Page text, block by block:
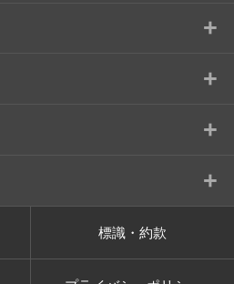
+
+
+
+
標識・約款